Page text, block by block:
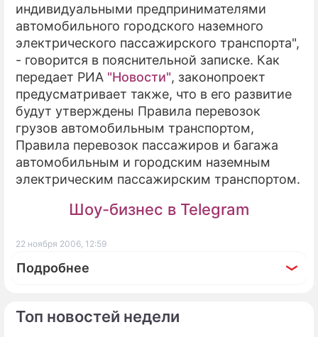
Топ новостей недели
индивидуальными предпринимателями
автомобильного городского наземного
электрического пассажирского транспорта",
- говорится в пояснительной записке. Как
передает РИА "Новости", законопроект
предусматривает также, что в его развитие
будут утверждены Правила перевозок
грузов автомобильным транспортом,
Правила перевозок пассажиров и багажа
автомобильным и городским наземным
электрическим пассажирским транспортом.
Шоу-бизнес в Telegram
22 ноября 2006, 12:59
Подробнее